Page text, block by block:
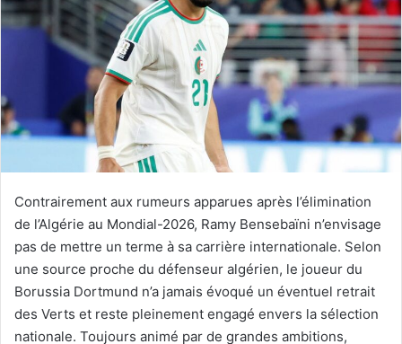
Contrairement aux rumeurs apparues après l’élimination
de l’Algérie au Mondial-2026, Ramy Bensebaïni n’envisage
pas de mettre un terme à sa carrière internationale. Selon
une source proche du défenseur algérien, le joueur du
Borussia Dortmund n’a jamais évoqué un éventuel retrait
des Verts et reste pleinement engagé envers la sélection
nationale. Toujours animé par de grandes ambitions,